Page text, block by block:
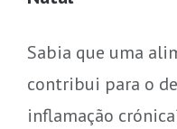
Sabia que uma
contribui para o
inflamação